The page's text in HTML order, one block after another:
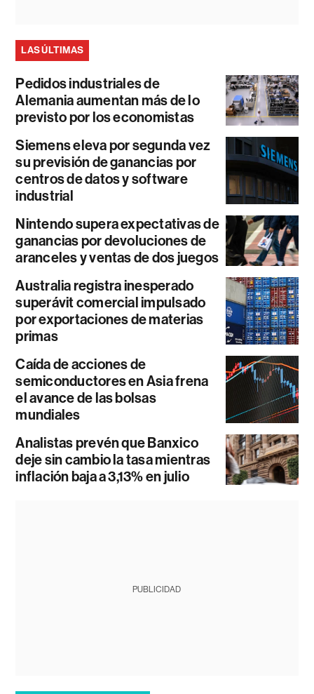
LAS ÚLTIMAS
Pedidos industriales de
Alemania aumentan más de lo
previsto por los economistas
Siemens eleva por segunda vez
su previsión de ganancias por
centros de datos y software
industrial
Nintendo supera expectativas de
ganancias por devoluciones de
aranceles y ventas de dos juegos
Australia registra inesperado
superávit comercial impulsado
por exportaciones de materias
primas
Caída de acciones de
semiconductores en Asia frena
el avance de las bolsas
mundiales
Analistas prevén que Banxico
deje sin cambio la tasa mientras
inflación baja a 3,13% en julio
PUBLICIDAD